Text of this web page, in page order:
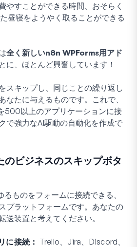
やすことができる時間、おそらく
昼寝をようやく取ることができる
全く新しいn8n WPForms用アド
に、ほとんど興奮しています！
スキップし、同じことの繰り返し
なたに与えるものです。これで、
500以上のアプリケーションに接
で強力なAI駆動の自動化を作成で
ビジネスのスキップボタ
ものをフォームに接続できる、
プラットフォームです。あなたの
送装置と考えてください。
に接続： Trello、Jira、Discord、